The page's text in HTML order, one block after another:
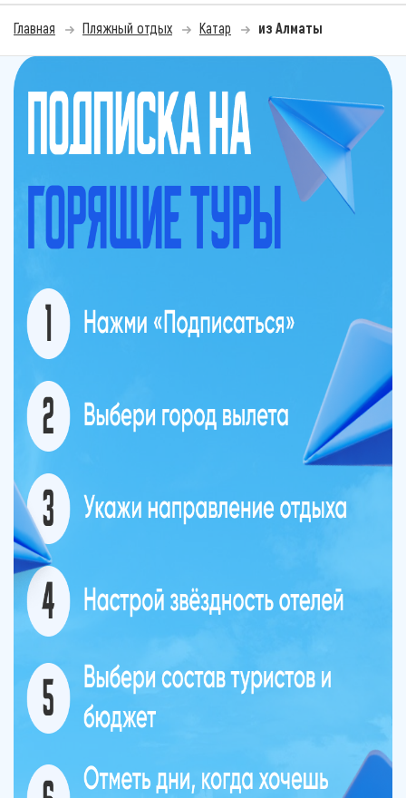
Главная Пляжный отдых Катар из Алматы